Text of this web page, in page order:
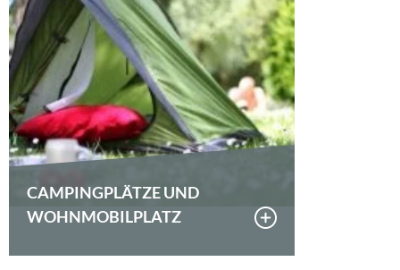
CAMPINGPLÄTZE UND
WOHNMOBILPLATZ